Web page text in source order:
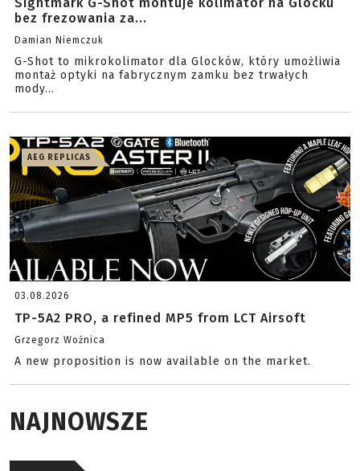
bez frezowania za...
Damian Niemczuk
G-Shot to mikrokolimator dla Glocków, który umożliwia
montaż optyki na fabrycznym zamku bez trwałych
mody...
AEG REPLICAS
03.08.2026
TP-5A2 PRO, a refined MP5 from LCT Airsoft
Grzegorz Woźnica
A new proposition is now available on the market.
NAJNOWSZE